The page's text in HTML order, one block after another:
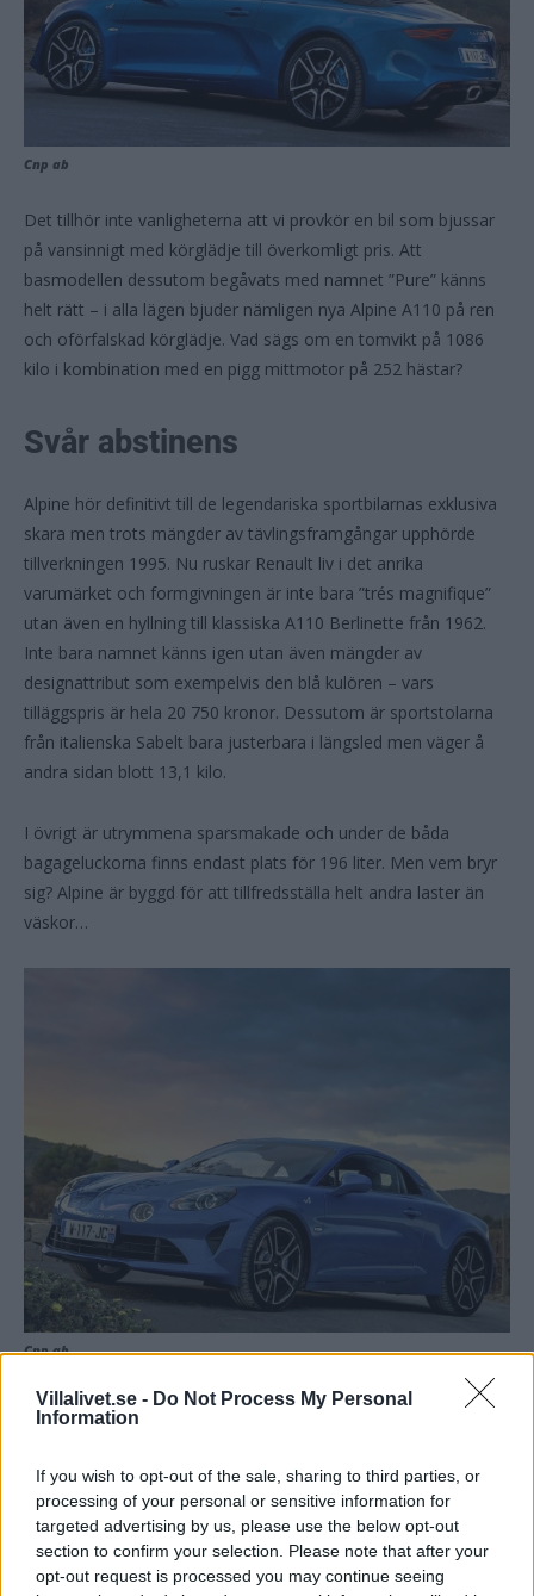
Villalivet.se - Do Not Process My Personal
Information
If you wish to opt-out of the sale, sharing to third parties, or
processing of your personal or sensitive information for
targeted advertising by us, please use the below opt-out
section to confirm your selection. Please note that after your
opt-out request is processed you may continue seeing
Cnp ab
Det tillhör inte vanligheterna att vi provkör en bil som bjussar
på vansinnigt med körglädje till överkomligt pris. Att
basmodellen dessutom begåvats med namnet ”Pure” känns
helt rätt – i alla lägen bjuder nämligen nya Alpine A110 på ren
och oförfalskad körglädje. Vad sägs om en tomvikt på 1086
kilo i kombination med en pigg mittmotor på 252 hästar?
Svår abstinens
Alpine hör definitivt till de legendariska sportbilarnas exklusiva
skara men trots mängder av tävlingsframgångar upphörde
tillverkningen 1995. Nu ruskar Renault liv i det anrika
varumärket och formgivningen är inte bara ”trés magnifique”
utan även en hyllning till klassiska A110 Berlinette från 1962.
Inte bara namnet känns igen utan även mängder av
designattribut som exempelvis den blå kulören – vars
tilläggspris är hela 20 750 kronor. Dessutom är sportstolarna
från italienska Sabelt bara justerbara i längsled men väger å
andra sidan blott 13,1 kilo.
I övrigt är utrymmena sparsmakade och under de båda
bagageluckorna finns endast plats för 196 liter. Men vem bryr
sig? Alpine är byggd för att tillfredsställa helt andra laster än
väskor…
Cnp ab
Depressionen slår till
Den franska sportkärran är rena rama lyckopillret på vägen
och det beror inte bara på den raka bensinfyran på 1,8-liter.
Aluminiumkarossen har nämligen nitats och limmats ihop,
vilket kapar vikten och ökar vridstyvheten. Den bakre diffusorn